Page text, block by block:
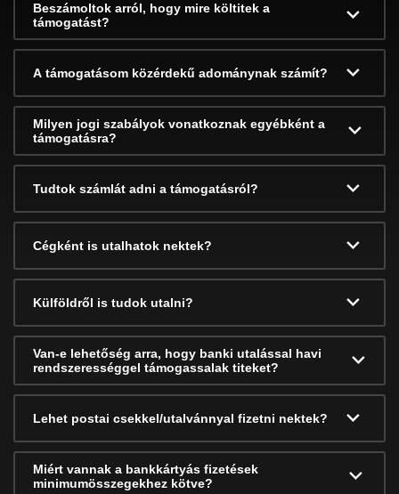
Beszámoltok arról, hogy mire költitek a
támogatást?
A támogatásom közérdekű adománynak számít?
Milyen jogi szabályok vonatkoznak egyébként a
támogatásra?
Tudtok számlát adni a támogatásról?
Cégként is utalhatok nektek?
Külföldről is tudok utalni?
Van-e lehetőség arra, hogy banki utalással havi
rendszerességgel támogassalak titeket?
Lehet postai csekkel/utalvánnyal fizetni nektek?
Miért vannak a bankkártyás fizetések
minimumösszegekhez kötve?